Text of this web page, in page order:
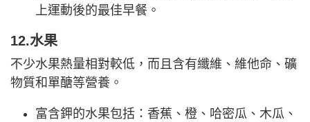
上運動後的最佳早餐。
12.水果
不少水果熱量相對較低，而且含有纖維、維他命、礦
物質和單醣等營養。
富含鉀的水果包括：香蕉、橙、哈密​​瓜、木瓜、